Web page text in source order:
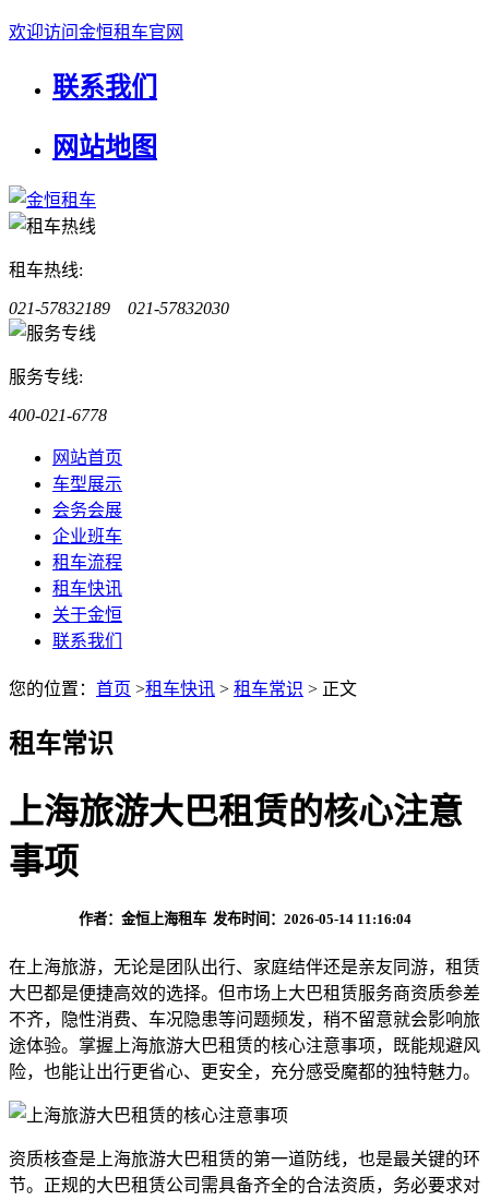
欢迎访问金恒租车官网
联系我们
网站地图
租车热线:
021-57832189 021-57832030
服务专线:
400-021-6778
网站首页
车型展示
会务会展
企业班车
租车流程
租车快讯
关于金恒
联系我们
您的位置： 首页 >租车快讯 > 租车常识 > 正文
租车常识
上海旅游大巴租赁的核心注意
事项
作者：金恒上海租车 发布时间：2026-05-14 11:16:04
在上海旅游，无论是团队出行、家庭结伴还是亲友同游，租赁
大巴都是便捷高效的选择。但市场上大巴租赁服务商资质参差
不齐，隐性消费、车况隐患等问题频发，稍不留意就会影响旅
途体验。掌握上海旅游大巴租赁的核心注意事项，既能规避风
险，也能让出行更省心、更安全，充分感受魔都的独特魅力。
资质核查是上海旅游大巴租赁的第一道防线，也是最关键的环
节。正规的大巴租赁公司需具备齐全的合法资质，务必要求对